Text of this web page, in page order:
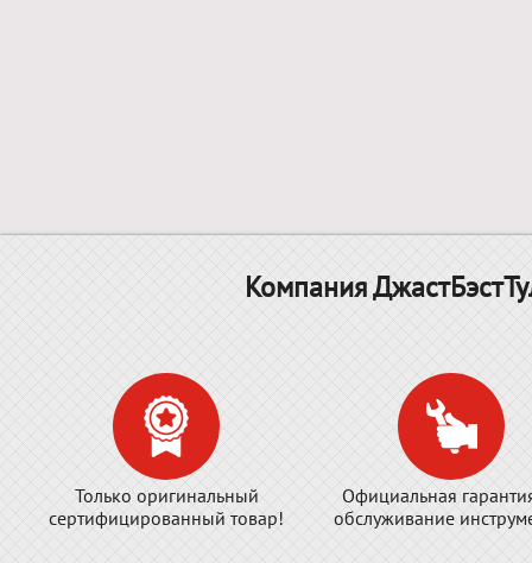
Компания
Только оригинальный
сертифицированный товар!
Официальная
обслуживание